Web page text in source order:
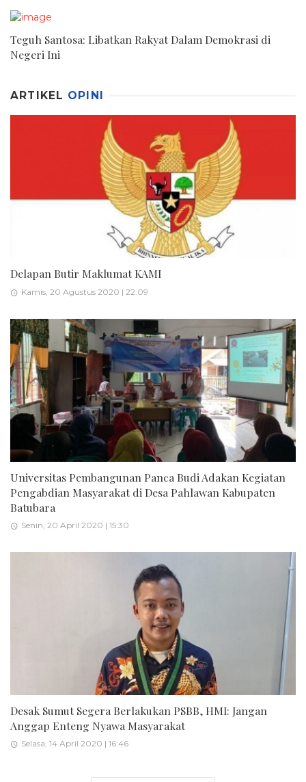
Teguh Santosa: Libatkan Rakyat Dalam Demokrasi di
Negeri Ini
ARTIKEL OPINI
Delapan Butir Maklumat KAMI
Kamis, 20 Agustus 2020 | 22:09
Universitas Pembangunan Panca Budi Adakan Kegiatan
Pengabdian Masyarakat di Desa Pahlawan Kabupaten
Batubara
Senin, 20 April 2020 | 15:30
Desak Sumut Segera Berlakukan PSBB, HMI: Jangan
Anggap Enteng Nyawa Masyarakat
Selasa, 14 April 2020 | 16:46